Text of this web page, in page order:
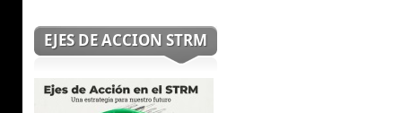
EJES DE ACCION STRM